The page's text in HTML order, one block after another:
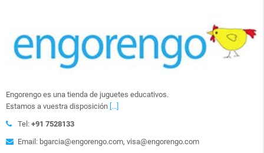
Engorengo es una tienda de juguetes educativos.
Estamos a vuestra disposición [...]
Tel: +91 7528133
Email: bgarcia@engorengo.com, visa@engorengo.com